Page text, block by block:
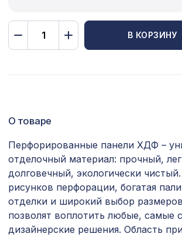
Экраны для радиаторов
Перфорированная панель
РОМАНИКО, 2070х930мм, ХДФ,
венге
Архитектурная доска,
2,0м, африканский палисандр
В КОРЗИНУ
О товаре
Перфорированные панели ХДФ –
отделочный материал: прочный,
долговечный, экологически
рисунков перфорации, богатая
отделки и широкий выбор
позволят воплотить любые, самые
дизайнерские решения. Область